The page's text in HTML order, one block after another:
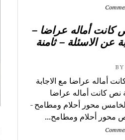
أماله عراضا –
عن الاسئلة – ثامنة
BY
أماله عراضا مع الاجابة
نص كانت أماله عراضا
5 الخامس محور أحلام ومطامح -
أحلام ومطامح...